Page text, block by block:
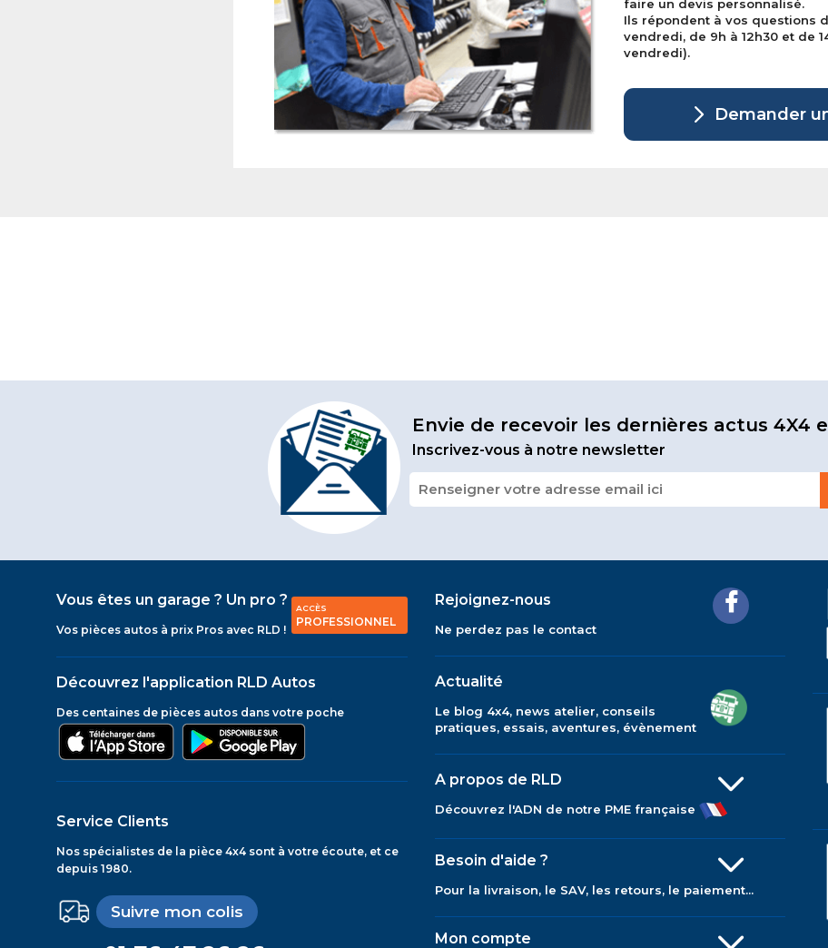
faire un devis personnalisé.
Ils répondent à vos questions
vendredi, de 9h à 12h30 et de
vendredi).
Demander
Envie de recevoir les dernières actus 4X4
Inscrivez-vous à notre newsletter
Vous êtes un garage ? Un pro ?
Vos pièces autos à prix Pros avec RLD !
ACCÈS
PROFESSIONNEL
Découvrez l'application RLD Autos
Des centaines de pièces autos dans votre poche
Service Clients
Nos spécialistes de la pièce 4x4 sont à votre écoute, et ce
depuis 1980.
Suivre mon colis
Rejoignez-nous
Ne perdez pas le contact
Actualité
Le blog 4x4, news atelier, conseils
pratiques, essais, aventures, évènement
A propos de RLD
Découvrez l'ADN de notre PME française
Besoin d'aide ?
Pour la livraison, le SAV, les retours, le paiement...
Mon compte